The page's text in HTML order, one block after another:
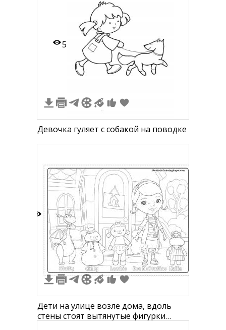
5
Девочка гуляет с собакой на поводке
Дети на улице возле дома, вдоль
стены стоят вытянутые фигурки